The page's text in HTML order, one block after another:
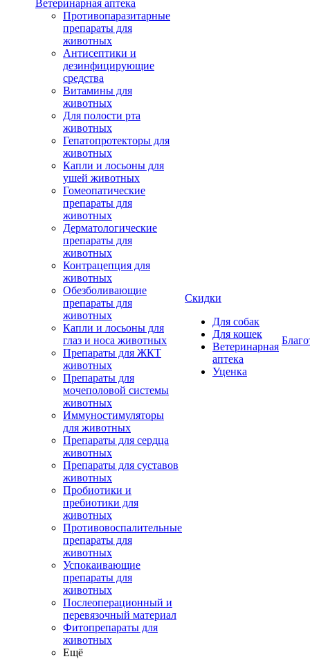
Ветеринарная аптека
Противопаразитарные
препараты для
животных
Антисептики и
дезинфицирующие
средства
Витамины для
животных
Для полости рта
животных
Гепатопротекторы для
животных
Капли и лосьоны для
ушей животных
Гомеопатические
препараты для
животных
Дерматологические
препараты для
животных
Контрацепция для
животных
Обезболивающие
препараты для
животных
Капли и лосьоны для
глаз и носа животных
Препараты для ЖКТ
животных
Препараты для
мочеполовой системы
животных
Иммуностимуляторы
для животных
Препараты для сердца
животных
Препараты для суставов
животных
Пробиотики и
пребиотики для
животных
Противовоспалительные
препараты для
животных
Успокаивающие
препараты для
животных
Послеоперационный и
перевязочный материал
Фитопрепараты для
животных
Ещё
Скидки
Для собак
Для кошек
Ветеринарная
аптека
Уценка